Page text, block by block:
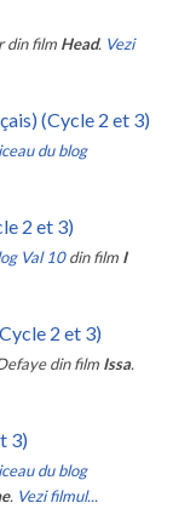
din film Head. Vezi
(Cycle 2 et 3)
du blog
2 et 3)
Val 10 din film I
2 et 3)
din film Issa.
3)
du blog
. Vezi filmul...